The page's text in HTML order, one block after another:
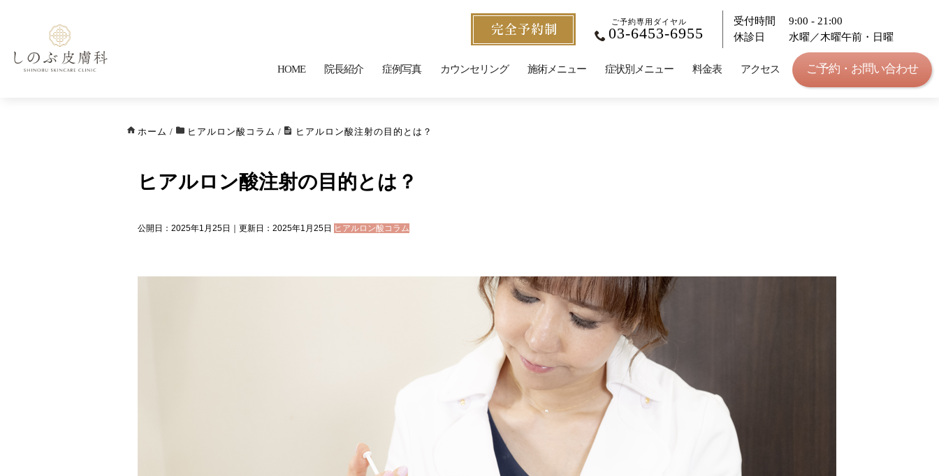
ホーム / ヒアルロン酸コラム / ヒアルロン酸注射の目的とは？
ご予約専用ダイヤル
03-6453-6955
受付時間
9:00 - 21:00
休診日
水曜／木曜午前・日曜
HOME 院長紹介 症例写真 カウンセリング 施術メニュー 症状別メニュー 料金表 アクセス ご予約・お問い合わせ
ヒアルロン酸注射の目的とは？
公開日：2025年1月25日｜更新日：2025年1月25日 ヒアルロン酸コラム